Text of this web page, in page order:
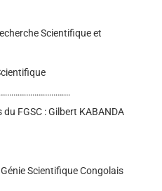
Scientifique et
FGSC : Gilbert KABANDA
Scientifique Congolais